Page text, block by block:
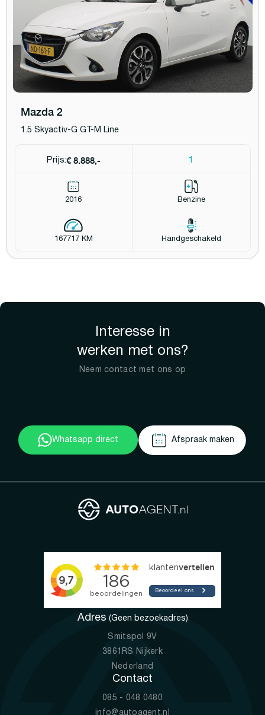
Mazda 2
1.5 Skyactiv-G GT-M Line
Prijs:€ 8.888,- 1
2016 Benzine
167717 KM Handgeschakeld
Interesse in
werken met ons?
Neem contact met ons op
Whatsapp direct Afspraak maken
Adres (Geen bezoekadres)
Smitspol 9V
3861RS Nijkerk
Nederland
Contact
085 - 048 0480
info@autoagent.nl